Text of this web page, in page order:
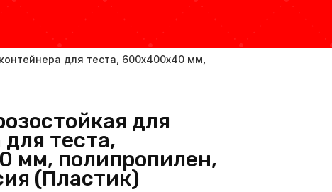
для теста, 600х400х40 мм,
для
теста,
мм, полипропилен,
(Пластик)